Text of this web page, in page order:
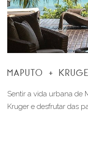
MAPUTO +
Sentir a vida urbana de
Kruger e desfrutar das